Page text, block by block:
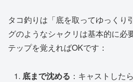
タコ釣りは「底を取ってゆっくり
グのようなシャクリは基本的に必
テップを覚えればOKです：
底まで沈める ：キャストした